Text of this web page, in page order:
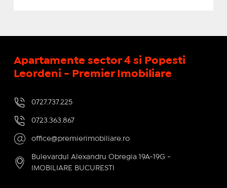
Apartamente sector 4 si Popesti
Leordeni - Premier Imobiliare
0727.737.225
0723.363.867
office@premierimobiliare.ro
Bulevardul Alexandru Obregia 19A-19G -
IMOBILIARE BUCURESTI